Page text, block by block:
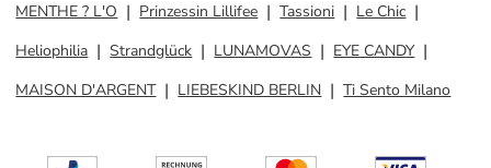
MENTHE ? L'O
Prinzessin Lillifee Tassioni
Le Chic
Heliophilia
Strandglück LUNAMOVAS
EYE CANDY
MAISON D'ARGENT
LIEBESKIND BERLIN Ti Sento Milano